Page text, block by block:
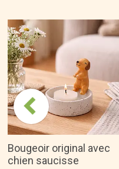
Bougeoir original avec
chien saucisse